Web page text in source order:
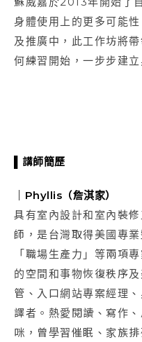
身體使用上的更多可能
及推廣中，此工作坊將
何練習開始，一步步建
講師簡歷
Phyllis （詹淇家）
具有室內設計和室內裝
師，是台灣取得美國專
「職場生產力」等兩項
的空間和事物恢復秩序
管、入口網站專案經理
譯者。熱愛閱讀、寫作
咪，曾學習催眠、家族